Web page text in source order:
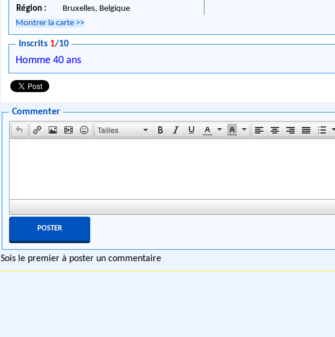
Région :
Bruxelles, Belgique
Montrer la carte >>
Inscrits 1/10
Homme 40 ans
Commenter
Tailles
Sois le premier à poster un commentaire